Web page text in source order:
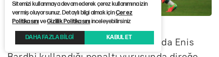
Konyaspor'da maçın 58. dakikasında Enis
Sitemizi kullanmaya devam ederek çerez kullanımına izin
vermiş oluyorsunuz. Detaylı bilgi almak içinÇerez
PolitikasınıveGizlilik Politikasınıinceleyebilirsiniz
DAHA FAZLA BİLGİ KABUL ET